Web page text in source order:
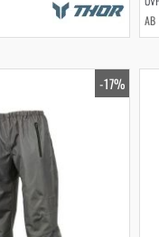
AB
-17%